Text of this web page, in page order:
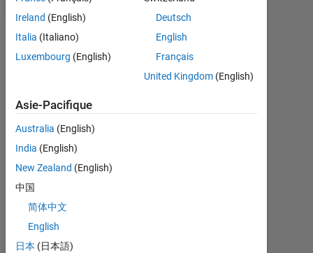
Tableau de bord
MATLAB Answers
CONTRIBUTIONS
-2
-1
3
4
5
Ireland (English)
Italia (Italiano)
Luxembourg (English)
Deutsch
English
Français
United Kingdom(English)
Asie-Pacifique
Australia (English)
India (English)
New Zealand (English)
中国
简体中文
English
日本 (日本語)